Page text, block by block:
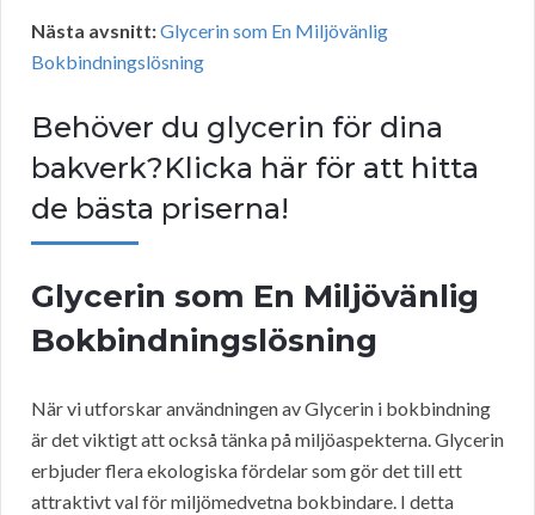
Nästa avsnitt:Glycerin som En Miljövänlig
Bokbindningslösning
Behöver du glycerin för dina
bakverk?Klicka här för att hitta
de bästa priserna!
Glycerin som En Miljövänlig
Bokbindningslösning
När vi utforskar användningen av Glycerin i bokbindning
är det viktigt att också tänka på miljöaspekterna. Glycerin
erbjuder flera ekologiska fördelar som gör det till ett
attraktivt val för miljömedvetna bokbindare. I detta